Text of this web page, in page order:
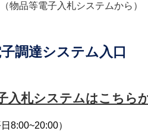
物品等電子入札システムから）
調達システム入口
入札システムはこちら
8:00~20:00）